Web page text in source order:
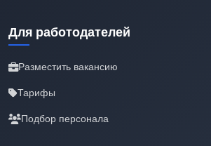
Для работодателей
Разместить вакансию
Тарифы
Подбор персонала